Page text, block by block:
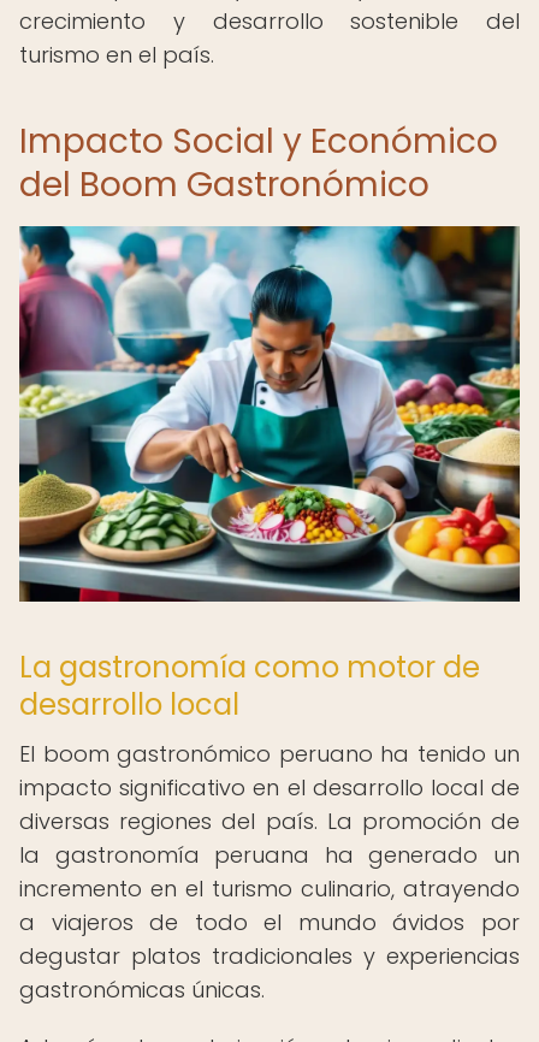
crecimiento y desarrollo sostenible del
turismo en el país.
Impacto Social y Económico
del Boom Gastronómico
La gastronomía como motor de
desarrollo local
El boom gastronómico peruano ha tenido un
impacto significativo en el desarrollo local de
diversas regiones del país. La promoción de
la gastronomía peruana ha generado un
incremento en el turismo culinario, atrayendo
a viajeros de todo el mundo ávidos por
degustar platos tradicionales y experiencias
gastronómicas únicas.